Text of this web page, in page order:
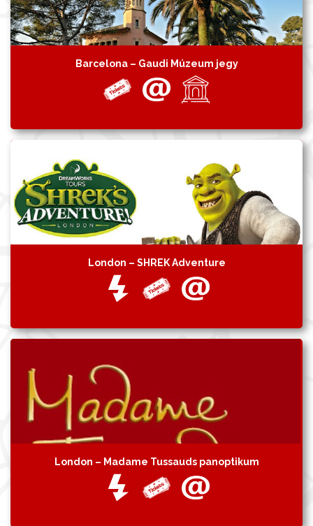
Barcelona – Gaudi Múzeum jegy
London – SHREK Adventure
London – Madame Tussauds panoptikum